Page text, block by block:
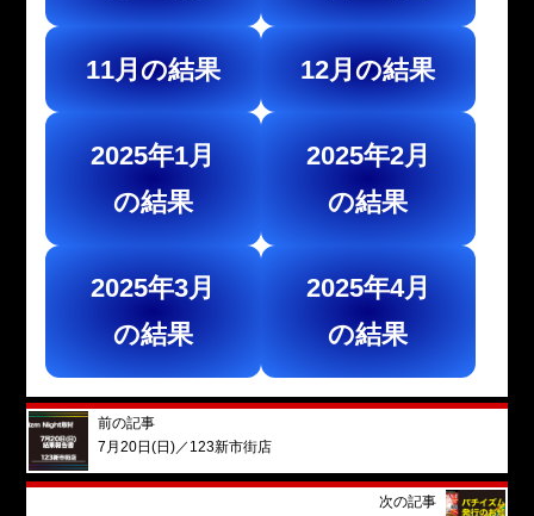
11月の結果 12月の結果
2025年1月
の結果
2025年2月
の結果
2025年3月
の結果
2025年4月
の結果
前の記事
7月20日(日)／123新市街店
次の記事